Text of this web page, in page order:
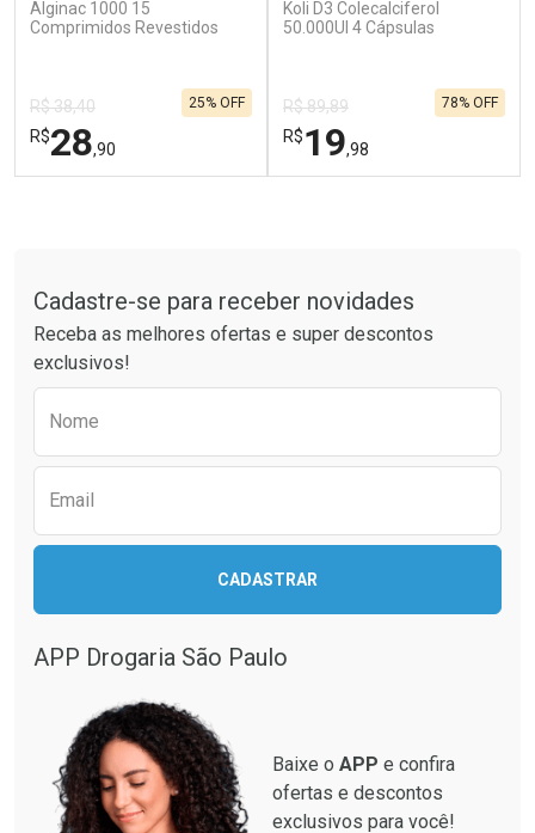
Ativar Desconto
Por R$ 37,25/cada
Ativar Desconto
Por R$ 41,27/cada
Alginac 1000 15
Comprimidos Revestidos
R$ 38,40
R$28,90
25% OFF
Comprar sem Desconto
Por R$ 28,90/cada
Comprar sem Desconto
Koli D3 Colecalciferol
50.000UI 4 Cápsulas
R$ 89,89
R$19,98
78% OFF
Ativar Desconto
Comprar sem Desconto
Cadastre-se para receber novidades
Receba as melhores ofertas e super descontos
exclusivos!
Nome
Email
CADASTRAR
APP Drogaria São Paulo
Baixe o APP e confira
ofertas e descontos
exclusivos para você!